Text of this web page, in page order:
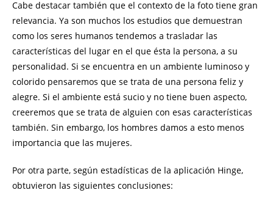
Cabe destacar también que el contexto de la foto tiene gran
relevancia. Ya son muchos los estudios que demuestran
como los seres humanos tendemos a trasladar las
características del lugar en el que ésta la persona, a su
personalidad. Si se encuentra en un ambiente luminoso y
colorido pensaremos que se trata de una persona feliz y
alegre. Si el ambiente está sucio y no tiene buen aspecto,
creeremos que se trata de alguien con esas características
también. Sin embargo, los hombres damos a esto menos
importancia que las mujeres.
Por otra parte, según estadísticas de la aplicación Hinge,
obtuvieron las siguientes conclusiones: